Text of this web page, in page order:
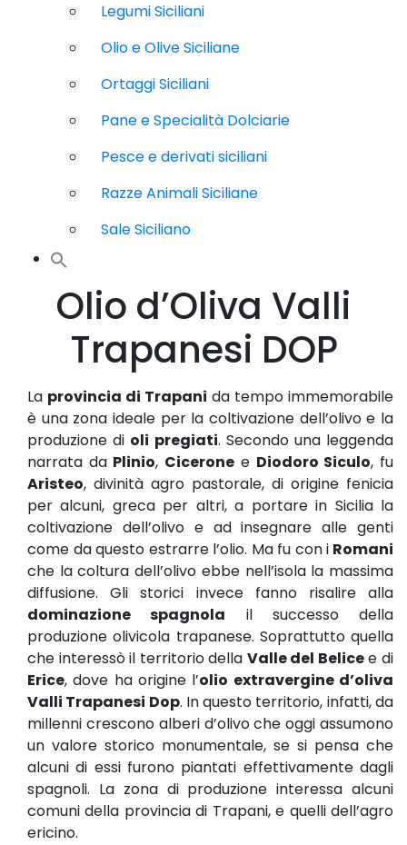
Legumi Siciliani
Olio e Olive Siciliane
Ortaggi Siciliani
Pane e Specialità Dolciarie
Pesce e derivati siciliani
Razze Animali Siciliane
Sale Siciliano
Olio d’Oliva Valli
Trapanesi DOP
La provincia di Trapani da tempo immemorabile
è una zona ideale per la coltivazione dell’olivo e la
produzione di oli pregiati. Secondo una leggenda
narrata da Plinio, Cicerone e Diodoro Siculo, fu
Aristeo, divinità agro pastorale, di origine fenicia
per alcuni, greca per altri, a portare in Sicilia la
coltivazione dell’olivo e ad insegnare alle genti
come da questo estrarre l’olio. Ma fu con i Romani
che la coltura dell’olivo ebbe nell’isola la massima
diffusione. Gli storici invece fanno risalire alla
dominazione spagnola il successo della
produzione olivicola trapanese. Soprattutto quella
che interessò il territorio della Valle del Belicee di
Erice, dove ha origine l’olio extravergine d’oliva
Valli Trapanesi Dop. In questo territorio, infatti, da
millenni crescono alberi d’olivo che oggi assumono
un valore storico monumentale, se si pensa che
alcuni di essi furono piantati effettivamente dagli
spagnoli. La zona di produzione interessa alcuni
comuni della provincia di Trapani, e quelli dell’agro
ericino.